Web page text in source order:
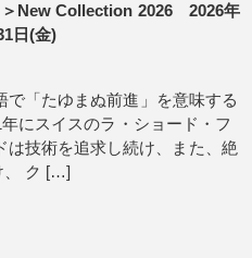
＞New Collection 2026 2026年
日(金)
で「たゆまぬ前進」を意味する
にスイスのラ・ショード・フ
は技術を追求し続け、また、絶
、 ク […]